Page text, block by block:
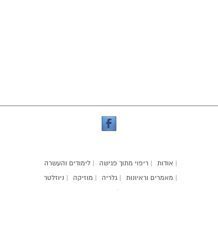
| אודות | ריפוי מתוך פגישה
| לימודים והעשרה
| מאמרים וראיונות
| גלריה | מוזיקה
| ניוזלטר
| קשר